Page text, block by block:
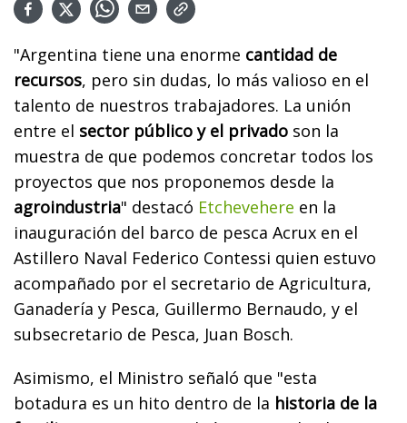
"Argentina tiene una enorme cantidad de
recursos, pero sin dudas, lo más valioso en el
talento de nuestros trabajadores. La unión
entre el sector público y el privado son la
muestra de que podemos concretar todos los
proyectos que nos proponemos desde la
agroindustria" destacó Etchevehere en la
inauguración del barco de pesca Acrux en el
Astillero Naval Federico Contessi quien estuvo
acompañado por el secretario de Agricultura,
Ganadería y Pesca, Guillermo Bernaudo, y el
subsecretario de Pesca, Juan Bosch.
Asimismo, el Ministro señaló que "esta
botadura es un hito dentro de la historia de la